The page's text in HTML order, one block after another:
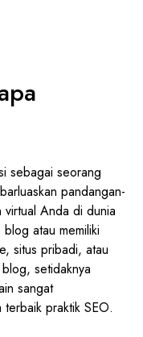
sebagai seorang
pandangan-
Anda di dunia
atau memiliki
situs pribadi, atau
setidaknya
sangat
praktik SEO.